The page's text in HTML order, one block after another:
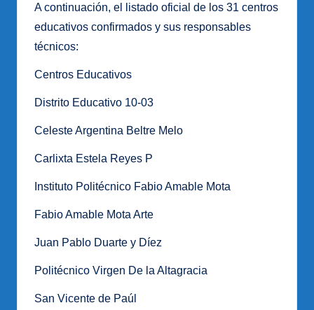
A continuación, el listado oficial de los 31 centros
educativos confirmados y sus responsables
técnicos:
Centros Educativos
Distrito Educativo 10-03
Celeste Argentina Beltre Melo
Carlixta Estela Reyes P
Instituto Politécnico Fabio Amable Mota
Fabio Amable Mota Arte
Juan Pablo Duarte y Díez
Politécnico Virgen De la Altagracia
San Vicente de Paúl